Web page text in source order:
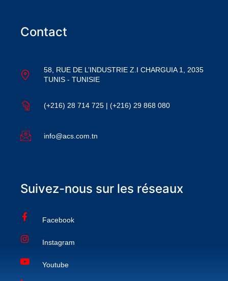
Contact
58, RUE DE L’INDUSTRIE Z.I CHARGUIA 1, 2035
TUNIS - TUNISIE
(+216) 28 714 725 | (+216) 29 868 080
info@acs.com.tn
Suivez-nous sur les réseaux
Facebook
Instagram
Youtube